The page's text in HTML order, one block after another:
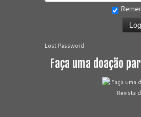
Lost Password
Faça uma doação